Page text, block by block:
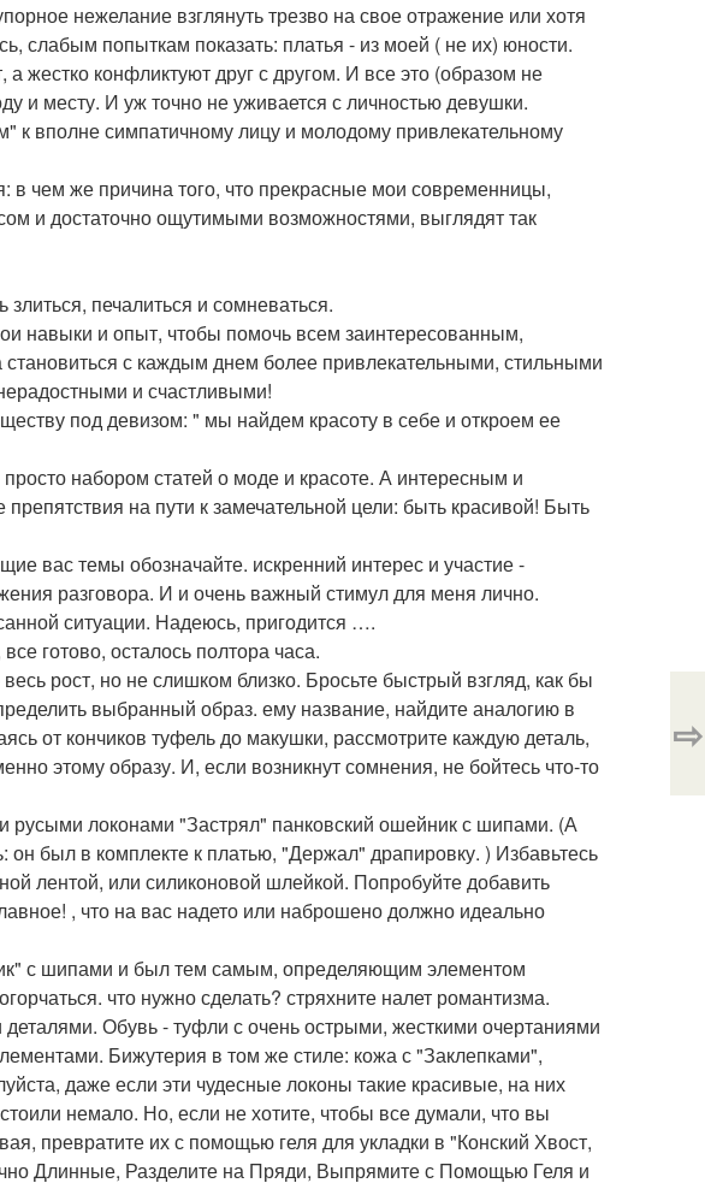
нежелание взглянуть трезво на свое отражение или хотя
слабым попыткам показать: платья - из моей ( не их) юности.
жестко конфликтуют друг с другом. И все это (образом не
и месту. И уж точно не уживается с личностью девушки.
вполне симпатичному лицу и молодому привлекательному
в чем же причина того, что прекрасные мои современницы,
и достаточно ощутимыми возможностями, выглядят так
печалиться и сомневаться.
навыки и опыт, чтобы помочь всем заинтересованным,
становиться с каждым днем более привлекательными, стильными
и счастливыми!
под девизом: " мы найдем красоту в себе и откроем ее
набором статей о моде и красоте. А интересным и
на пути к замечательной цели: быть красивой! Быть
вас темы обозначайте. искренний интерес и участие -
разговора. И и очень важный стимул для меня лично.
ситуации. Надеюсь, пригодится ….
готово, осталось полтора часа.
рост, но не слишком близко. Бросьте быстрый взгляд, как бы
выбранный образ. ему название, найдите аналогию в
от кончиков туфель до макушки, рассмотрите каждую деталь,
этому образу. И, если возникнут сомнения, не бойтесь что-то
русыми локонами "Застрял" панковский ошейник с шипами. (А
был в комплекте к платью, "Держал" драпировку. ) Избавьтесь
лентой, или силиконовой шлейкой. Попробуйте добавить
, что на вас надето или наброшено должно идеально
с шипами и был тем самым, определяющим элементом
что нужно сделать? стряхните налет романтизма.
Обувь - туфли с очень острыми, жесткими очертаниями
Бижутерия в том же стиле: кожа с "Заклепками",
даже если эти чудесные локоны такие красивые, на них
немало. Но, если не хотите, чтобы все думали, что вы
превратите их с помощью геля для укладки в "Конский Хвост,
Длинные, Разделите на Пряди, Выпрямите с Помощью Геля и
⇨